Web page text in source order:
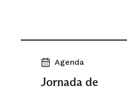
Agenda
Jornada de